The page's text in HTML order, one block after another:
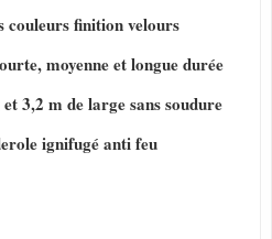
couleurs finition velours
moyenne et longue durée
3,2 m de large sans soudure
ignifugé anti feu